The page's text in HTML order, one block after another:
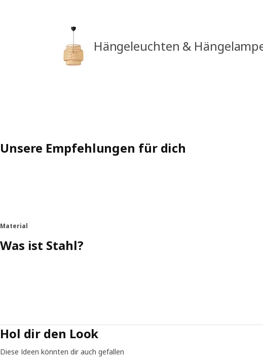
Hängeleuchten &
Unsere Empfehlungen für dich
Material
Was ist Stahl?
Hol dir den Look
Diese Ideen könnten dir auch gefallen